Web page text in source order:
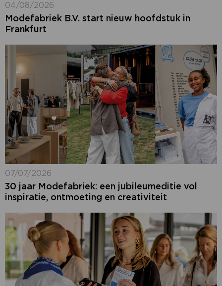
04/08/2026
Modefabriek B.V. start nieuw hoofdstuk in
Frankfurt
07/07/2026
30 jaar Modefabriek: een jubileumeditie vol
inspiratie, ontmoeting en creativiteit